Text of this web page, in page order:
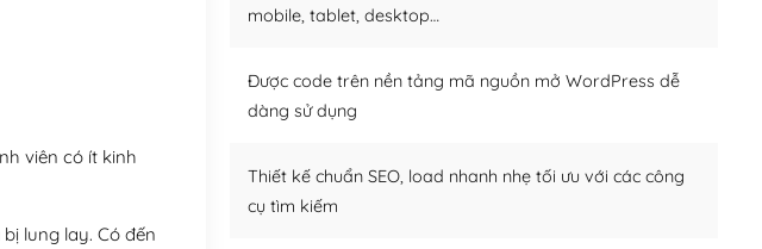
viên có ít kinh
lung lay. Có đến
mobile, tablet, desktop…
Được code trên nền tảng mã nguồn mở WordPress dễ
dàng sử dụng
Thiết kế chuẩn SEO, load nhanh nhẹ tối ưu với các công
cụ tìm kiếm